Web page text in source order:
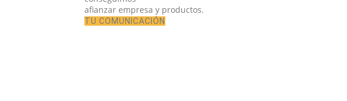
afianzar empresa y productos.
TU COMUNICACIÓN